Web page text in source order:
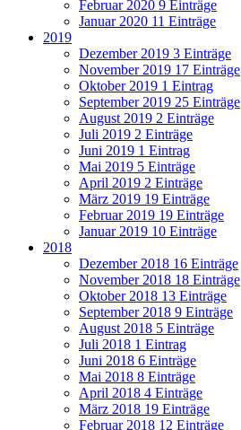
Februar 2020 9 Einträge
Januar 2020 11 Einträge
2019
Dezember 2019 3 Einträge
November 2019 17 Einträge
Oktober 2019 1 Eintrag
September 2019 25 Einträge
August 2019 2 Einträge
Juli 2019 2 Einträge
Juni 2019 1 Eintrag
Mai 2019 5 Einträge
April 2019 2 Einträge
März 2019 19 Einträge
Februar 2019 19 Einträge
Januar 2019 10 Einträge
2018
Dezember 2018 16 Einträge
November 2018 18 Einträge
Oktober 2018 13 Einträge
September 2018 9 Einträge
August 2018 5 Einträge
Juli 2018 1 Eintrag
Juni 2018 6 Einträge
Mai 2018 8 Einträge
April 2018 4 Einträge
März 2018 19 Einträge
Februar 2018 12 Einträge